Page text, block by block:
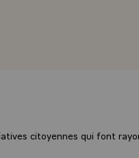
en dépit des efforts
aurons obtenu
citoyennes qui font